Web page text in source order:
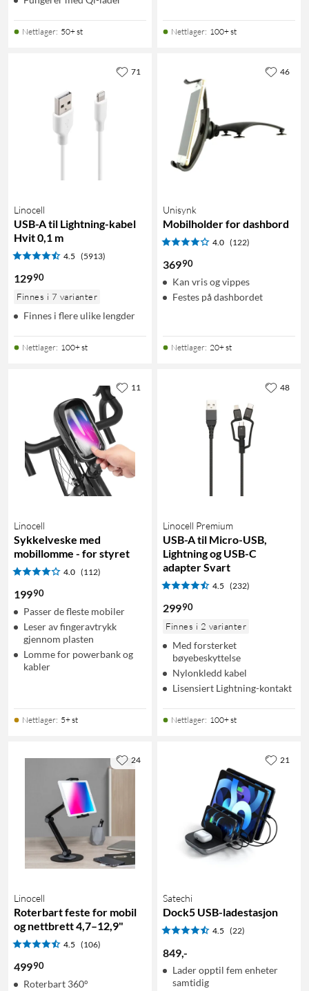
Nettlager: 50+ st Nettlager: 100+ st
Linocell
USB-A til Lightning-kabel
Hvit 0,1 m
4.5 (5913)
12990
Finnes i 7 varianter
Finnes i flere ulike lengder
Nettlager: 100+ st
71
Unisynk
Mobilholder for dashbord
4.0 (122)
36990
Kan vris og vippes
Festes på dashbordet
Nettlager: 20+ st
46
Linocell
Sykkelveske med
mobillomme - for styret
4.0 (112)
19990
Passer de fleste mobiler
Leser av fingeravtrykk
gjennom plasten
Lomme for powerbank og
kabler
Nettlager: 5+ st
11
Linocell Premium
USB-A til Micro-USB,
Lightning og USB-C
adapter Svart
4.5 (232)
29990
Finnes i 2 varianter
Med forsterket
bøyebeskyttelse
Nylonkledd kabel
Lisensiert Lightning-kontakt
Nettlager: 100+ st
48
Linocell
Roterbart feste for mobil
og nettbrett 4,7–12,9"
4.5 (106)
49990
Roterbart 360°
24
Satechi
Dock5 USB-ladestasjon
4.5 (22)
849,-
Lader opptil fem enheter
samtidig
21